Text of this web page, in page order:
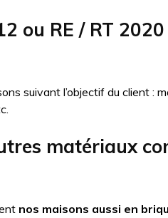
ou RE / RT 2020
suivant l’objectif du client :
matériaux
nos maisons aussi en